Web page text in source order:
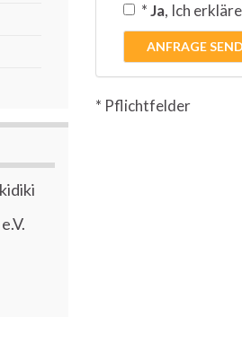
*Ja, Ich
ANFRAGE
* Pflichtfelder